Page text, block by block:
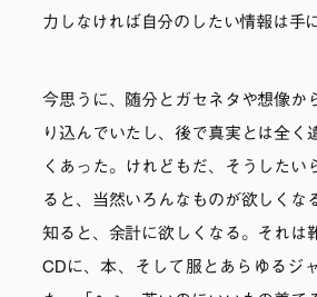
力しなければ自分のしたい情報は手
今思うに、随分とガセネタや想像か
り込んでいたし、後で真実とは全く
くあった。けれどもだ、そうしたい
ると、当然いろんなものが欲しくな
知ると、余計に欲しくなる。それは
CDに、本、そして服とあらゆるジ